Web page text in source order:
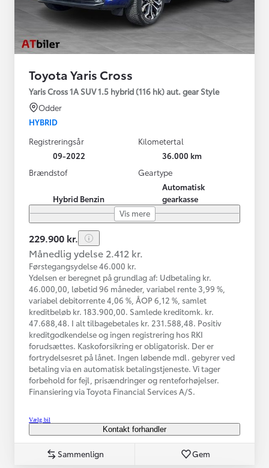
Toyota Yaris Cross
Yaris Cross 1A SUV 1.5 hybrid (116 hk) aut. gear Style
Odder
HYBRID
Registreringsår
09-2022
Kilometertal
36.000 km
Brændstof
Hybrid Benzin
Geartype
Automatisk
gearkasse
Vis mere
229.900 kr.
Månedlig ydelse 2.412 kr.
Førstegangsydelse 46.000 kr.
Ydelsen er beregnet på grundlag af: Udbetaling kr.
46.000,00, løbetid 96 måneder, variabel rente 3,99 %,
variabel debitorrente 4,06 %, ÅOP 6,12 %, samlet
kreditbeløb kr. 183.900,00. Samlede kreditomk. kr.
47.688,48. I alt tilbagebetales kr. 231.588,48. Positiv
kreditgodkendelse og ingen registrering hos RKI
forudsættes. Kaskoforsikring er obligatorisk. Der er
fortrydelsesret på lånet. Ingen løbende mdl. gebyrer ved
betaling via en automatisk betalingstjeneste. Vi tager
forbehold for fejl, prisændringer og renteforhøjelser.
Finansiering via Toyota Financial Services A/S.
Vælg bil
Kontakt forhandler
Sammenlign Gem